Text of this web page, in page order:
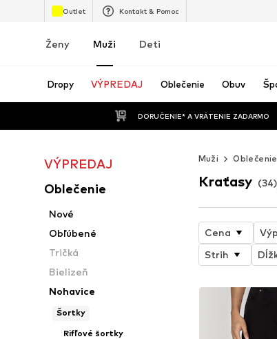
Outlet Kontakt & Pomoc
Ženy Muži Deti
Dropy VÝPREDAJ Oblečenie Obuv
DORUČENIE* A VRÁTENIE ZADARMO
VÝPREDAJ
Oblečenie
Nové
Obľúbené
Tričká
Bielizeň
Nohavice
Šortky
Rifľové šortky
Muži Oblečenie
Kraťasy
Cena
Strih